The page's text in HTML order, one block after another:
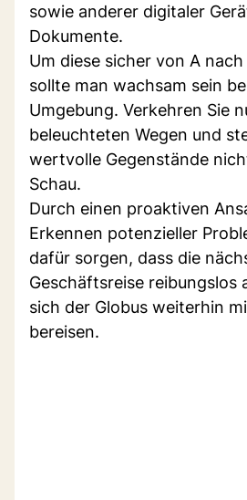
sowie anderer digitaler
Dokumente.
Um diese sicher von A
sollte man wachsam sein
Umgebung. Verkehren Sie
beleuchteten Wegen und
wertvolle Gegenstände
Schau.
Durch einen proaktiven
Erkennen potenzieller
dafür sorgen, dass die
Geschäftsreise reibungslos
sich der Globus weiterhin
bereisen.